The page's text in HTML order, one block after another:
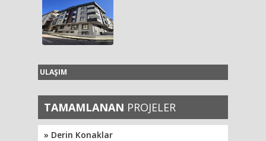
ULAŞIM
TAMAMLANAN PROJELER
» Derin Konaklar